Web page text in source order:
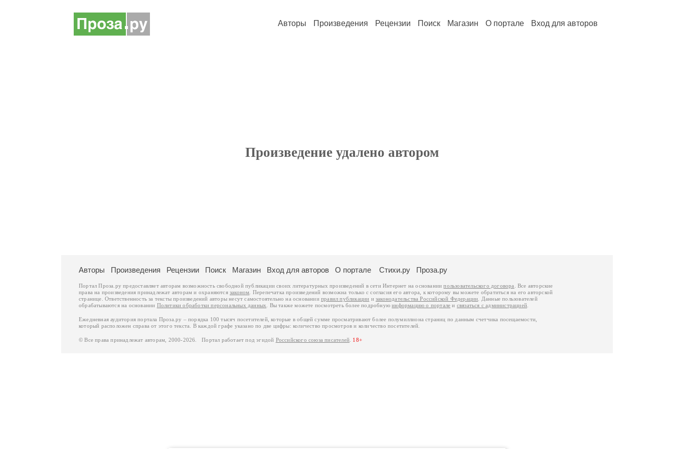
Авторы Произведения Рецензии Поиск Магазин О портале Вход для авторов
Произведение удалено автором
Авторы Произведения Рецензии Поиск Магазин Вход для авторов О портале Стихи.ру Проза.ру
Портал Проза.ру предоставляет авторам возможность свободной публикации своих литературных произведений в сети Интернет на основаниипользовательского договора
. Все авторские
права на произведения принадлежат авторам и охраняются законом . Перепечатка произведений возможна только с согласия его автора, к которому вы можете обратиться на его авторской
странице. Ответственность за тексты произведений авторы несут самостоятельно на основанииправил публикации изаконодательства Российской Федерации . Данные пользователей
обрабатываются на основании Политики обработки персональных данных . Вы также можете посмотреть более подробнуюинформацию о портале и связаться с администрацией
Ежедневная аудитория портала Проза.ру – порядка 100 тысяч посетителей, которые в общей сумме просматривают более полумиллиона страниц по данным счетчика посещаемости,
который расположен справа от этого текста. В каждой графе указано по две цифры: количество просмотров и количество посетителей.
© Все права принадлежат авторам, 2000-2026. Портал работает под эгидой Российского союза писателей 18+